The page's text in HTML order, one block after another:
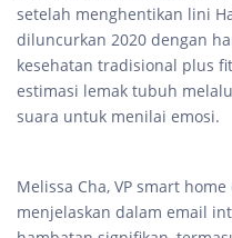
setelah menghentikan lini
diluncurkan 2020 dengan
kesehatan tradisional plus
estimasi lemak tubuh
suara untuk menilai emosi.
Melissa Cha, VP smart
menjelaskan dalam email